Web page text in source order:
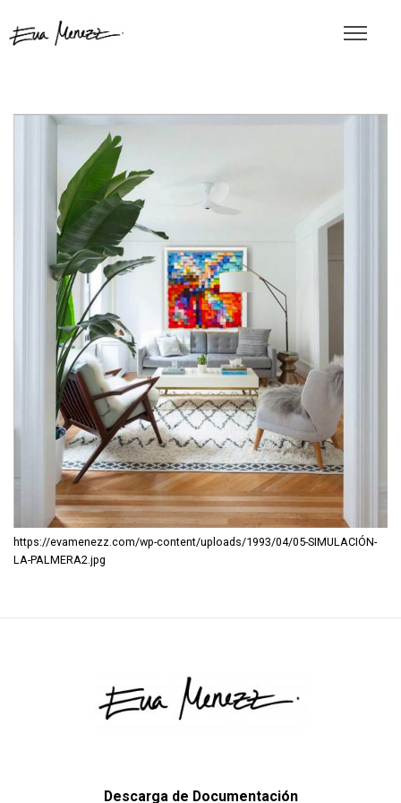
https://evamenezz.com/wp-content/uploads/1993/04/05-SIMULACIÓN-
LA-PALMERA2.jpg
Descarga de Documentación